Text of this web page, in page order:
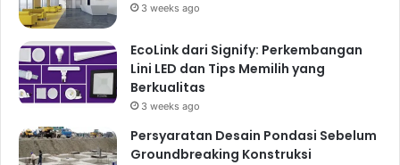
3 weeks ago
EcoLink dari Signify: Perkembangan
Lini LED dan Tips Memilih yang
Berkualitas
3 weeks ago
Persyaratan Desain Pondasi Sebelum
Groundbreaking Konstruksi